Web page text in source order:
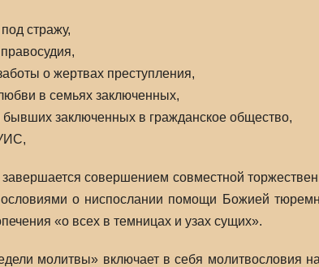
стражу,
о жертвах преступления,
в семьях заключенных,
заключенных в гражданское общество,
совершением совместной
о ниспослании помощи Божией
«о всех в темницах и узах сущих».
молитвы» включает в себя молитвословия